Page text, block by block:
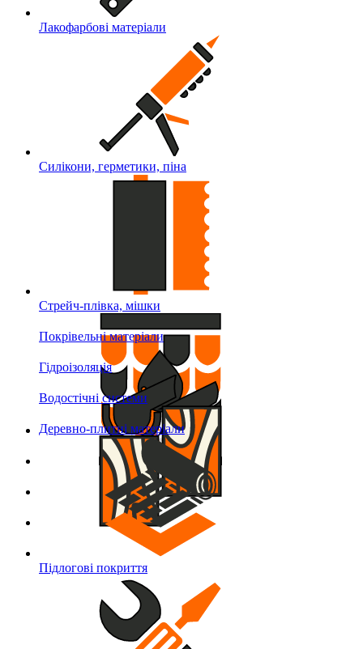
Лакофарбові матеріали
Силікони, герметики, піна
Стрейч-плівка, мішки
Покрівельні матеріали
Гідроізоляція
Водостічні системи
Деревно-плитні матеріали
Підлогові покриття